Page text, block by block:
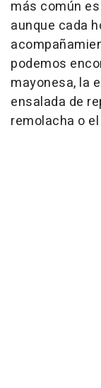
más común
aunque cada
podemos
mayonesa, la
ensalada de
remolacha o